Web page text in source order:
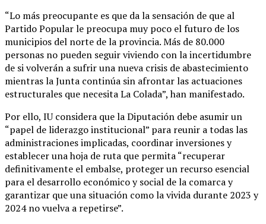
“Lo más preocupante es que da la sensación de que al
Partido Popular le preocupa muy poco el futuro de los
municipios del norte de la provincia. Más de 80.000
personas no pueden seguir viviendo con la incertidumbre
de si volverán a sufrir una nueva crisis de abastecimiento
mientras la Junta continúa sin afrontar las actuaciones
estructurales que necesita La Colada”, han manifestado.
Por ello, IU considera que la Diputación debe asumir un
“papel de liderazgo institucional” para reunir a todas las
administraciones implicadas, coordinar inversiones y
establecer una hoja de ruta que permita “recuperar
definitivamente el embalse, proteger un recurso esencial
para el desarrollo económico y social de la comarca y
garantizar que una situación como la vivida durante 2023 y
2024 no vuelva a repetirse”.